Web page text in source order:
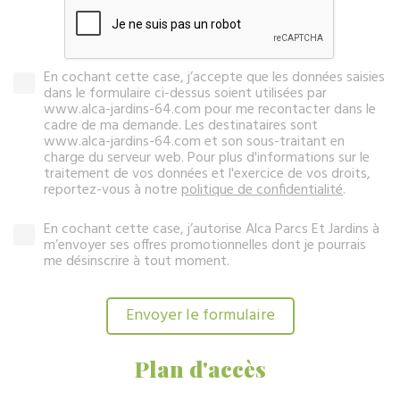
En cochant cette case, j’accepte que les données saisies
dans le formulaire ci-dessus soient utilisées par
www.alca-jardins-64.com pour me recontacter dans le
cadre de ma demande. Les destinataires sont
www.alca-jardins-64.com et son sous-traitant en
charge du serveur web. Pour plus d'informations sur le
traitement de vos données et l'exercice de vos droits,
reportez-vous à notre politique de confidentialité.
En cochant cette case, j’autorise Alca Parcs Et Jardins à
m’envoyer ses offres promotionnelles dont je pourrais
me désinscrire à tout moment.
Plan d'accès